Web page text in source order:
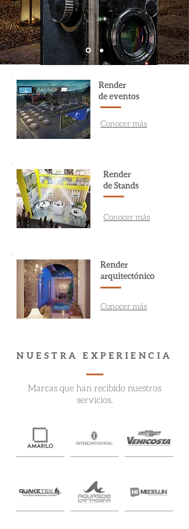
Render
de eventos
Conocer más
Render
de Stands
Conocer más
Render
arquitectónico
Conocer más
NUESTRA EXPERIENCIA
Marcas que han recibido nuestros
servicios.